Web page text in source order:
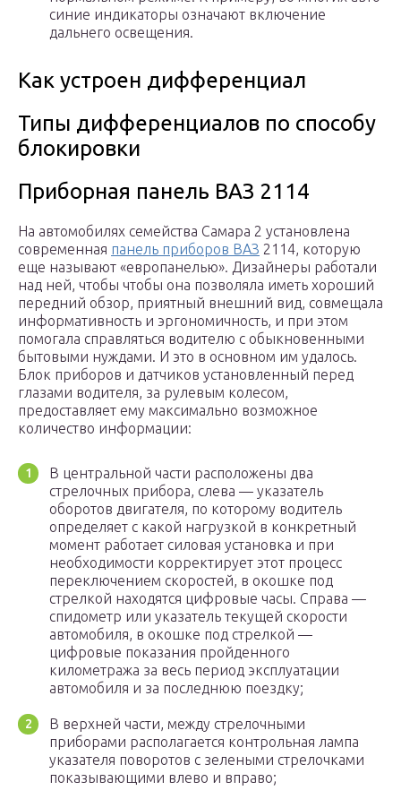
синие индикаторы означают включение
дальнего освещения.
Как устроен дифференциал
Типы дифференциалов по способу
блокировки
Приборная панель ВАЗ 2114
На автомобилях семейства Самара 2 установлена
современная панель приборов ВАЗ 2114, которую
еще называют «европанелью». Дизайнеры работали
над ней, чтобы чтобы она позволяла иметь хороший
передний обзор, приятный внешний вид, совмещала
информативность и эргономичность, и при этом
помогала справляться водителю с обыкновенными
бытовыми нуждами. И это в основном им удалось.
Блок приборов и датчиков установленный перед
глазами водителя, за рулевым колесом,
предоставляет ему максимально возможное
количество информации:
В центральной части расположены два
стрелочных прибора, слева — указатель
оборотов двигателя, по которому водитель
определяет с какой нагрузкой в конкретный
момент работает силовая установка и при
необходимости корректирует этот процесс
переключением скоростей, в окошке под
стрелкой находятся цифровые часы. Справа —
спидометр или указатель текущей скорости
автомобиля, в окошке под стрелкой —
цифровые показания пройденного
километража за весь период эксплуатации
автомобиля и за последнюю поездку;
В верхней части, между стрелочными
приборами располагается контрольная лампа
указателя поворотов с зелеными стрелочками
показывающими влево и вправо;